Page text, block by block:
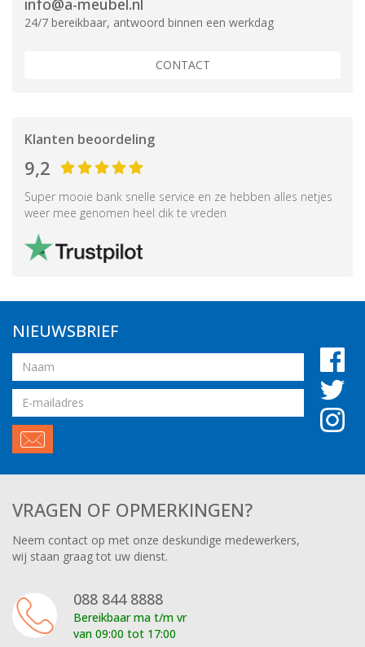
info@a-meubel.nl
24/7 bereikbaar, antwoord binnen een werkdag
CONTACT
Klanten beoordeling
9,2
Super mooie bank snelle service en ze hebben alles netjes
weer mee genomen heel dik te vreden
NIEUWSBRIEF
Naam
Email
VRAGEN OF OPMERKINGEN?
Neem contact op met onze deskundige medewerkers,
wij staan graag tot uw dienst.
088 844 8888
Bereikbaar ma t/m vr
van 09:00 tot 17:00